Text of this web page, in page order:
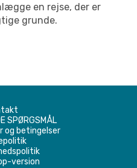
en rejse, der er
grunde.
SPØRGSMÅL
og betingelser
version